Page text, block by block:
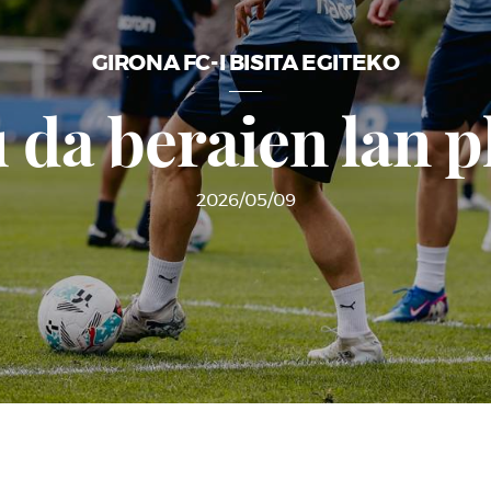
GIRONA FC-I BISITA EGITEKO
da beraien lan
2026/05/09